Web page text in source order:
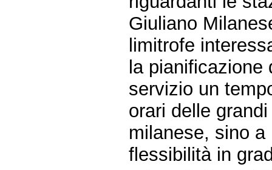
Giuliano
limitrofe
la
servizio un
orari delle
milanese, sino
flessibilità in